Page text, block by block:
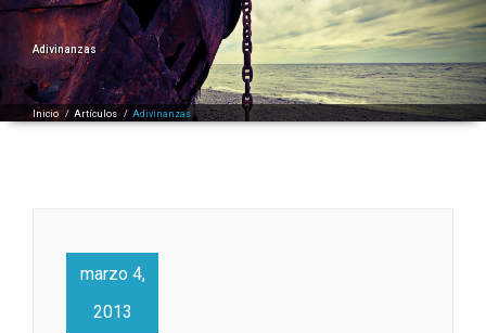
Adivinanzas
Inicio / Artículos / Adivinanzas
marzo 4,
2013